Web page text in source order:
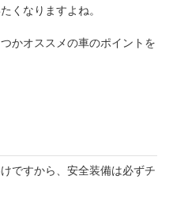
くなりますよね。
かオススメの車のポイントを
ですから、安全装備は必ずチ